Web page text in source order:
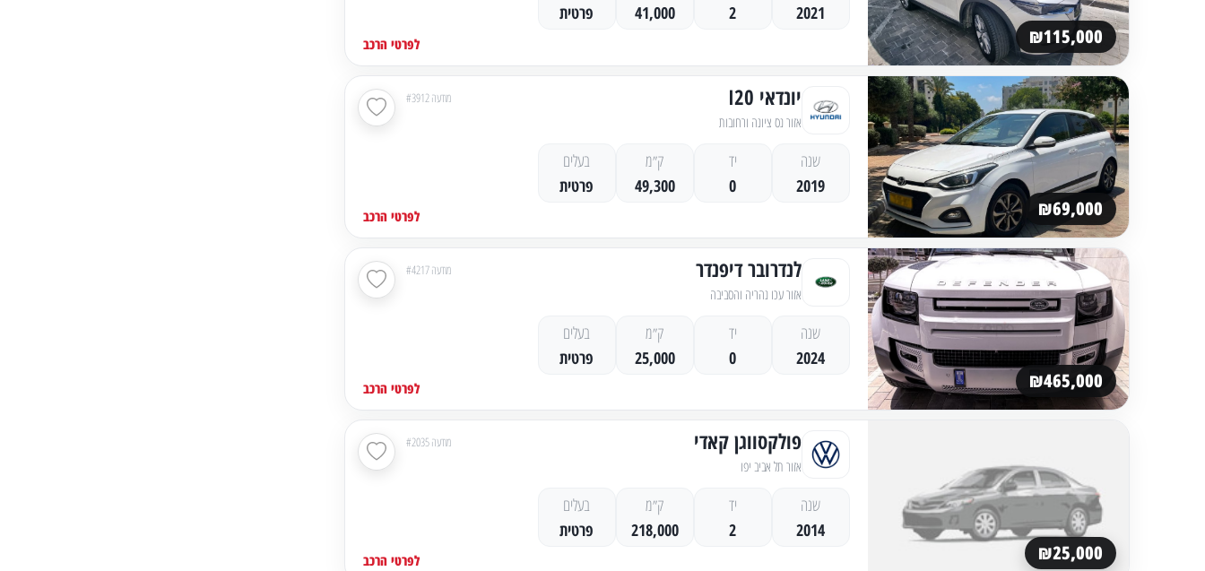
₪115,000
2021
2
41,000
פרטית
לפרטי הרכב
₪69,000
יונדאי I20
אזור נס ציונה ורחובות
מודעה #3912
שנה
2019
יד
0
ק״מ
49,300
בעלים
פרטית
לפרטי הרכב
₪465,000
לנדרובר דיפנדר
אזור עכו נהריה והסביבה
מודעה #4217
שנה
2024
יד
0
ק״מ
25,000
בעלים
פרטית
לפרטי הרכב
₪25,000
פולקסווגן קאדי
אזור תל אביב יפו
מודעה #2035
שנה
2014
יד
2
ק״מ
218,000
בעלים
פרטית
לפרטי הרכב